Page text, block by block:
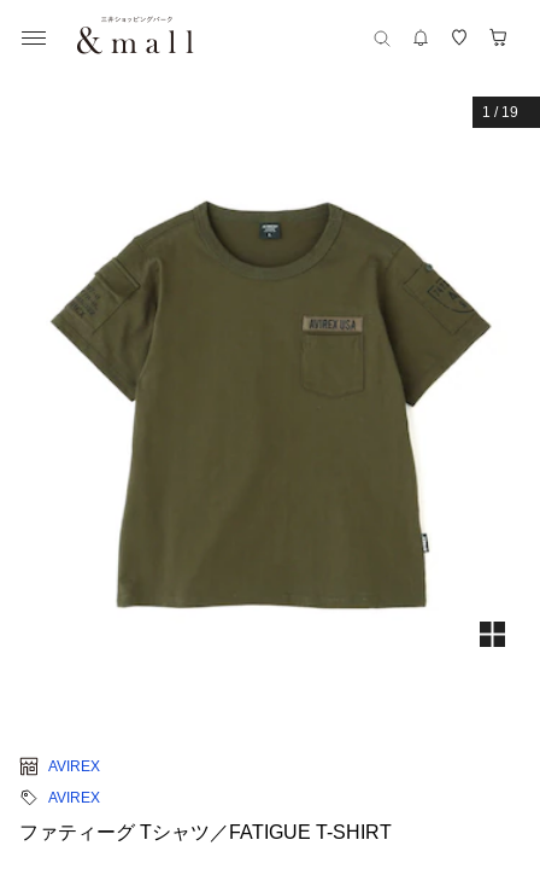
1 / 19
AVIREX
AVIREX
ファティーグ Tシャツ／FATIGUE T-SHIRT